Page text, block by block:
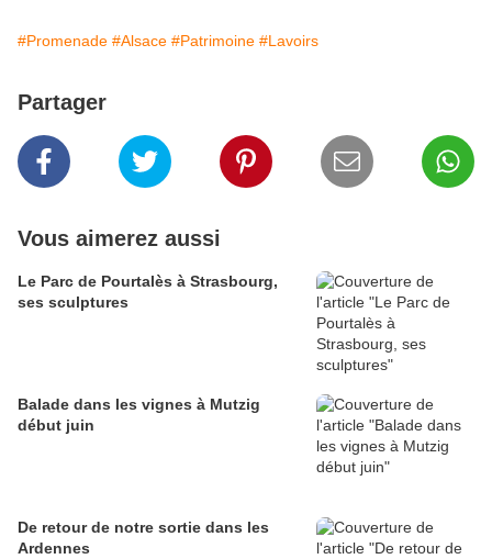
#Promenade #Alsace #Patrimoine #Lavoirs
Partager
Vous aimerez aussi
Le Parc de Pourtalès à Strasbourg,
ses sculptures
Balade dans les vignes à Mutzig
début juin
De retour de notre sortie dans les
Ardennes